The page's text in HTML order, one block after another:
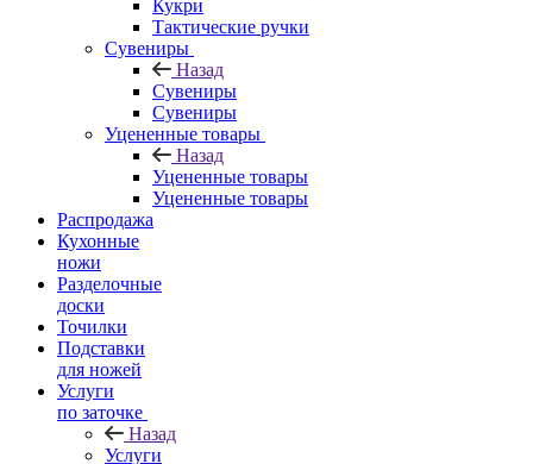
Кукри
Тактические ручки
Сувениры
Назад
Сувениры
Сувениры
Уцененные товары
Назад
Уцененные товары
Уцененные товары
Распродажа
Кухонные
ножи
Разделочные
доски
Точилки
Подставки
для ножей
Услуги
по заточке
Назад
Услуги